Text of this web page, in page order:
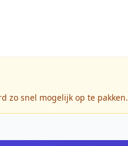
zo snel mogelijk op te pakken.